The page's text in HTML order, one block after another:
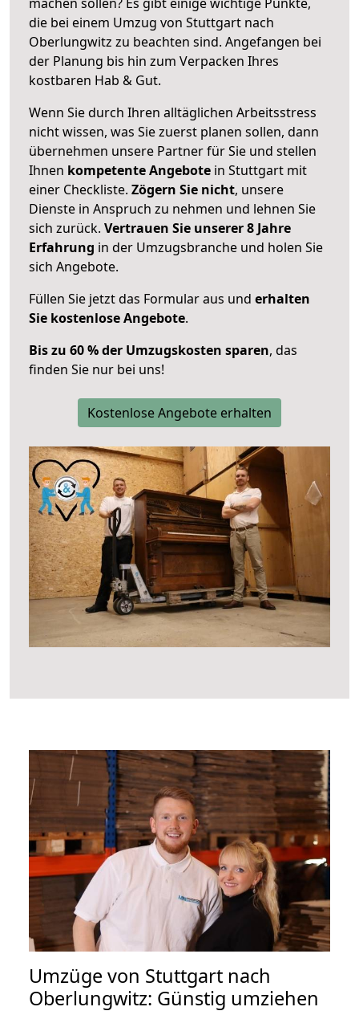
die bei einem Umzug von Stuttgart nach
Oberlungwitz zu beachten sind. Angefangen bei
der Planung bis hin zum Verpacken Ihres
kostbaren Hab & Gut.
Wenn Sie durch Ihren alltäglichen Arbeitsstress
nicht wissen, was Sie zuerst planen sollen, dann
übernehmen unsere Partner für Sie und stellen
Ihnen kompetente Angebote in Stuttgart mit
einer Checkliste. Zögern Sie nicht, unsere
Dienste in Anspruch zu nehmen und lehnen Sie
sich zurück. Vertrauen Sie unserer 8 Jahre
Erfahrung in der Umzugsbranche und holen Sie
sich Angebote.
Füllen Sie jetzt das Formular aus und erhalten
Sie kostenlose Angebote.
Bis zu 60 % der Umzugskosten sparen, das
finden Sie nur bei uns!
Kostenlose Angebote erhalten
Umzüge von Stuttgart nach
Oberlungwitz: Günstig umziehen